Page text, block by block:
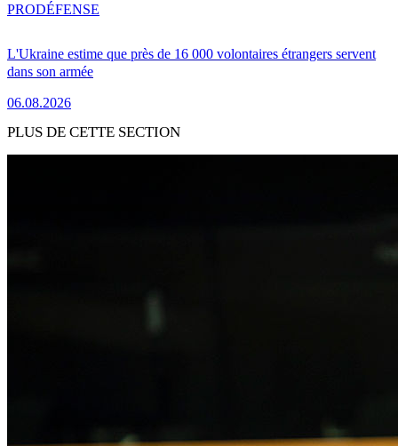
L'Ukraine estime que près de 16 000 volontaires étrangers servent
dans son armée
06.08.2026
PRODÉFENSE
PLUS DE CETTE SECTION